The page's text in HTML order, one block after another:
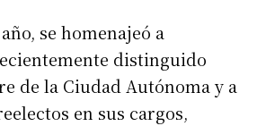
se homenajeó a
distinguido
de la Ciudad Autónoma y a
en sus cargos,